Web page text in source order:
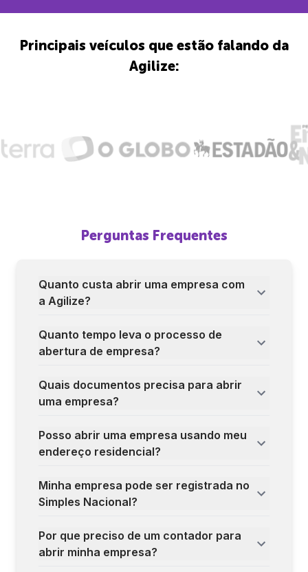
Principais veículos que estão falando da
Agilize:
Perguntas Frequentes
Quanto custa abrir uma empresa com
a Agilize?
Quanto tempo leva o processo de
abertura de empresa?
Quais documentos precisa para abrir
uma empresa?
Posso abrir uma empresa usando meu
endereço residencial?
Minha empresa pode ser registrada no
Simples Nacional?
Por que preciso de um contador para
abrir minha empresa?